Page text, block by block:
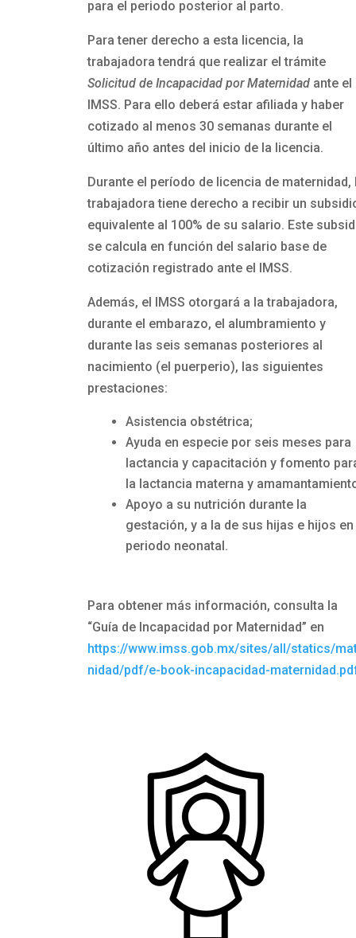
para el periodo posterior al parto.
Para tener derecho a esta licencia, la
trabajadora tendrá que realizar el trámite
Solicitud de Incapacidad por Maternidadante el
IMSS. Para ello deberá estar afiliada y haber
cotizado al menos 30 semanas durante el
último año antes del inicio de la licencia.
Durante el período de licencia de maternidad,
trabajadora tiene derecho a recibir un
equivalente al 100% de su salario. Este
se calcula en función del salario base de
cotización registrado ante el IMSS.
Además, el IMSS otorgará a la trabajadora,
durante el embarazo, el alumbramiento y
durante las seis semanas posteriores al
nacimiento (el puerperio), las siguientes
prestaciones:
Asistencia obstétrica;
Ayuda en especie por seis meses para
lactancia y capacitación y fomento
la lactancia materna y
Apoyo a su nutrición durante la
gestación, y a la de sus hijas e hijos en
periodo neonatal.
Para obtener más información, consulta la
“Guía de Incapacidad por Maternidad” en
https://www.imss.gob.mx/sites/all/statics/
nidad/pdf/e-book-incapacidad-